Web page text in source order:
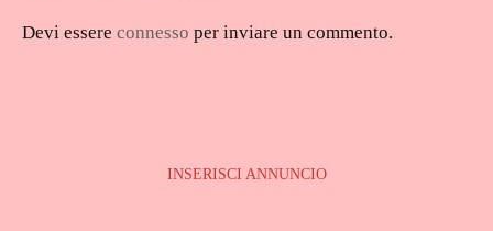
Devi essere connesso per inviare un commento.
INSERISCI ANNUNCIO